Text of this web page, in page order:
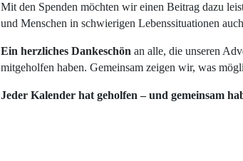
Mit den Spenden möchten wir einen Beitrag dazu
und Menschen in schwierigen Lebenssituationen
Ein herzliches Dankeschön an alle, die unseren
mitgeholfen haben. Gemeinsam zeigen wir, was
Jeder Kalender hat geholfen – und gemeinsam